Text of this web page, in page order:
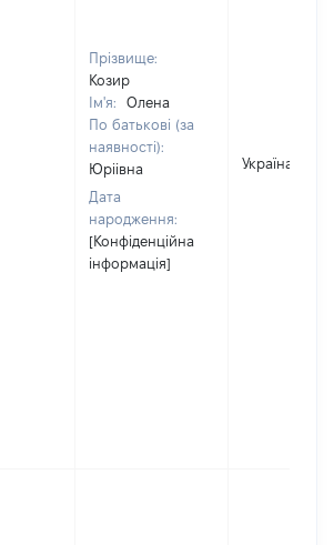
Прізвище:
Козир
Ім'я:
Олена
По батькові (за
наявності):
Юріівна
Дата
народження:
[Конфіденційна
інформація]
Україна